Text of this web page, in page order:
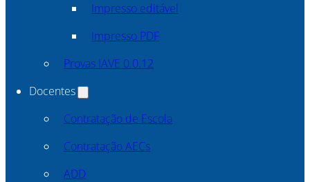
Impresso editável
Impresso PDF
Provas IAVE 0.0.12
Docentes
Contratação de Escola
Contratação AECs
ADD